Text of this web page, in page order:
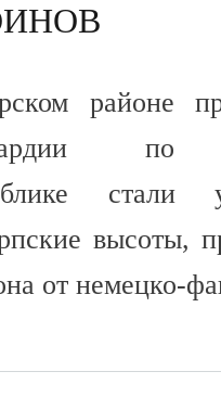
районе
по
стали
высоты,
от немецко-